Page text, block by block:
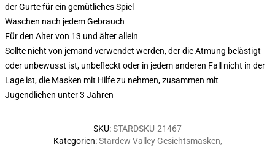
der Gurte für ein gemütliches Spiel
Waschen nach jedem Gebrauch
Für den Alter von 13 und älter allein
Sollte nicht von jemand verwendet werden, der die Atmung belästigt
oder unbewusst ist, unbefleckt oder in jedem anderen Fall nicht in der
Lage ist, die Masken mit Hilfe zu nehmen, zusammen mit
Jugendlichen unter 3 Jahren
SKU:STARDSKU-21467
Kategorien:Stardew Valley Gesichtsmasken,